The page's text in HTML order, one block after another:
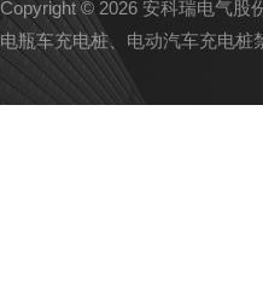
Copyright © 2026 安科瑞电气股
电瓶车充电桩、电动汽车充电桩